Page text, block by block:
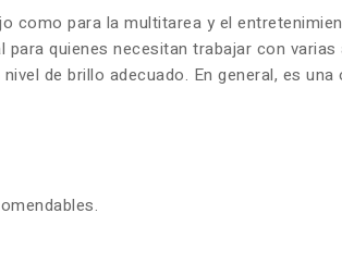
como para la multitarea y el
quienes necesitan trabajar con
de brillo adecuado. En general, es